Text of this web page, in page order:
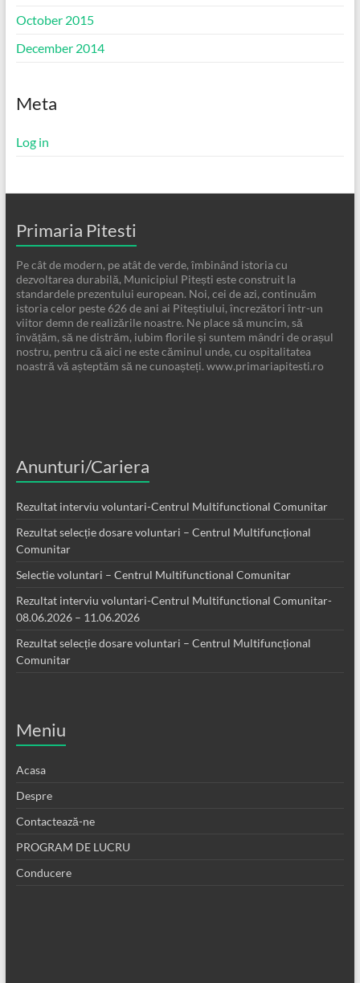
October 2015
December 2014
Meta
Log in
Primaria Pitesti
Pe cât de modern, pe atât de verde, îmbinând istoria cu
dezvoltarea durabilă, Municipiul Pitești este construit la
standardele prezentului european. Noi, cei de azi, continuăm
istoria celor peste 626 de ani ai Piteștiului, încrezători într-un
viitor demn de realizările noastre. Ne place să muncim, să
învățăm, să ne distrăm, iubim florile și suntem mândri de orașul
nostru, pentru că aici ne este căminul unde, cu ospitalitatea
noastră vă așteptăm să ne cunoașteți. www.primariapitesti.ro
Anunturi/Cariera
Rezultat interviu voluntari-Centrul Multifunctional Comunitar
Rezultat selecție dosare voluntari – Centrul Multifuncțional
Comunitar
Selectie voluntari – Centrul Multifunctional Comunitar
Rezultat interviu voluntari-Centrul Multifunctional Comunitar-
08.06.2026 – 11.06.2026
Rezultat selecție dosare voluntari – Centrul Multifuncțional
Comunitar
Meniu
Acasa
Despre
Contactează-ne
PROGRAM DE LUCRU
Conducere